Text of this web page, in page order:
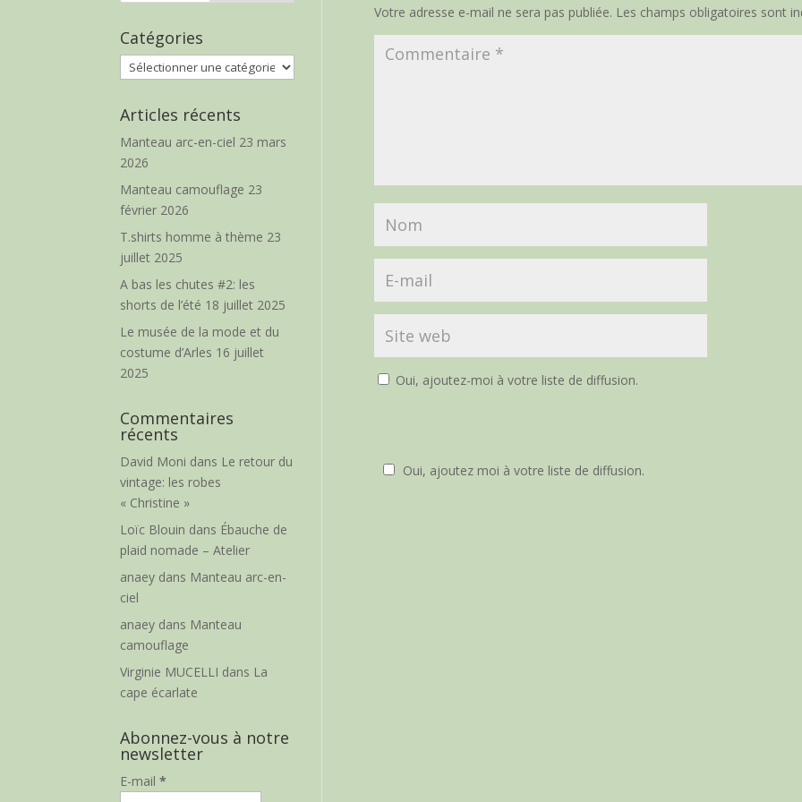
Votre adresse e-mail ne sera pas publiée. Les champs obligatoires sont
Oui, ajoutez-moi à votre liste de diffusion.
Oui, ajoutez moi à votre liste de diffusion.
Catégories
Catégories
Articles récents
Manteau arc-en-ciel 23 mars
2026
Manteau camouflage 23
février 2026
T.shirts homme à thème 23
juillet 2025
A bas les chutes #2: les
shorts de l’été 18 juillet 2025
Le musée de la mode et du
costume d’Arles 16 juillet
2025
Commentaires
récents
David Moni dans Le retour du
vintage: les robes
« Christine »
Loïc Blouin dans Ébauche de
plaid nomade – Atelier
anaey dans Manteau arc-en-
ciel
anaey dans Manteau
camouflage
Virginie MUCELLI dans La
cape écarlate
Abonnez-vous à notre
newsletter
E-mail*